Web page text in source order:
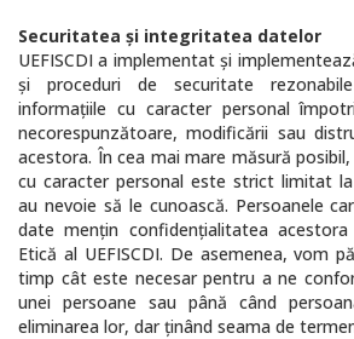
Securitatea şi integritatea datelor
UEFISCDI a implementat și
şi proceduri de securitate
informaţiile cu caracter personal
necorespunzătoare, modificării sau
acestora. În cea mai mare măsură
cu caracter personal este strict limitat
au nevoie să le cunoască. Persoanele
date menţin confidenţialitatea
Etică al UEFISCDI. De asemenea, vom
timp cât este necesar pentru a ne
unei persoane sau până când
eliminarea lor, dar ţinând seama de